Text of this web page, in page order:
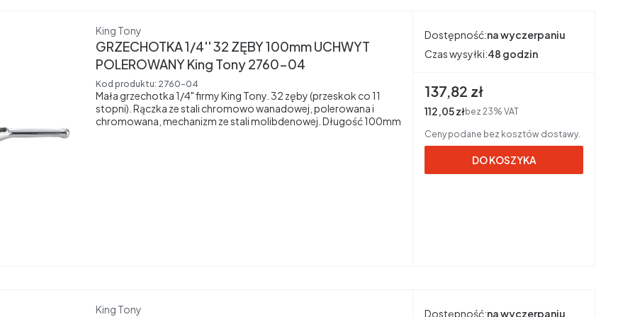
Producent
King Tony
GRZECHOTKA 1/4'' 32 ZĘBY 100mm UCHWYT
POLEROWANY King Tony 2760-04
Kod produktu: 2760-04
Mała grzechotka 1/4" firmy King Tony. 32 zęby (przeskok co 11
stopni). Rączka ze stali chromowo wanadowej, polerowana i
chromowana, mechanizm ze stali molibdenowej. Długość 100mm
Dostępność:na wyczerpaniu
Czas wysyłki:48 godzin
Cena brutto
137,82 zł
Cena netto
112,05 złbez 23% VAT
Ceny podane bez kosztów dostawy.
DO KOSZYKA
Producent
King Tony Dostępność:na wyczerpaniu